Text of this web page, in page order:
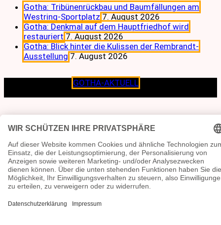
Gotha: Tribünenrückbau und Baumfällungen am
Westring-Sportplatz 7. August 2026
Gotha: Denkmal auf dem Hauptfriedhof wird
restauriert 7. August 2026
Gotha: Blick hinter die Kulissen der Rembrandt-
Ausstellung 7. August 2026
GOTHA-AKTUELL
Lokalen verpflichtet.